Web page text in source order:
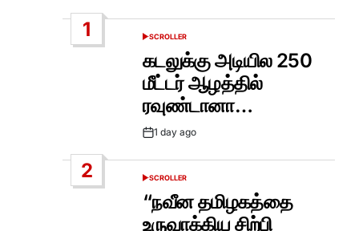
1
POSTED
SCROLLER
கடலுக்கு அடியில 250
மீட்டர் ஆழத்தில்
ரவுண்டானா…
Post1 day ago
2
POSTED
SCROLLER
“நவீன தமிழகத்தை
உருவாக்கிய சிற்பி